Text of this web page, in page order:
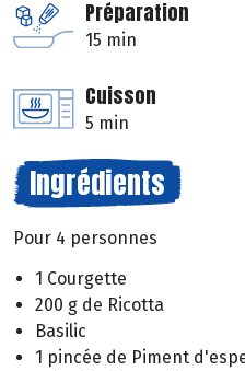
Préparation
15 min
Cuisson
5 min
Ingrédients
Pour 4 personnes
1 Courgette
200 g de Ricotta
Basilic
1 pincée de Piment